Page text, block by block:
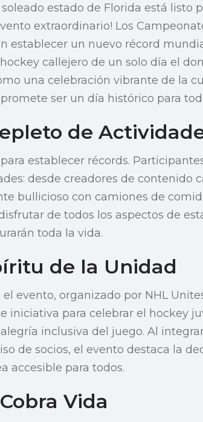
soleado estado de Florida está listo
extraordinario! Los
establecer un nuevo récord
callejero de un solo día el
una celebración vibrante de la
ser un día histórico para
de
establecer récords.
desde creadores de contenido
bullicioso con camiones de
de todos los aspectos de
toda la vida.
de la Unidad
el evento, organizado por NHL
iniciativa para celebrar el hockey
inclusiva del juego. Al
de socios, el evento destaca la
accesible para todos.
Vida